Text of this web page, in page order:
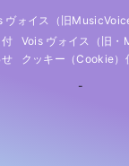
ォイス（旧
Vois ヴォイス（旧
クッキー（cookie）
-